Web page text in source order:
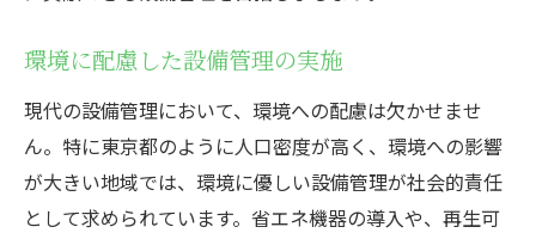
環境に配慮した設備管理の実施
現代の設備管理において、環境への配慮は欠かせませ
ん。特に東京都のように人口密度が高く、環境への影響
が大きい地域では、環境に優しい設備管理が社会的責任
として求められています。省エネ機器の導入や、再生可